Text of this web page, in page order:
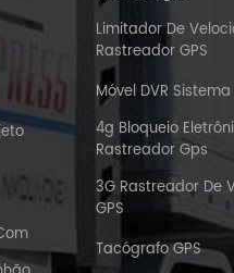
Limitador De
Rastreador GPS
Móvel DVR Sistema
4g Bloqueio
Rastreador Gps
3G Rastreador De
GPS
Tacógrafo GPS